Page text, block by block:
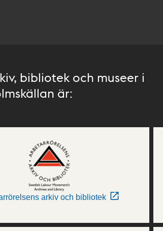
bibliotek och museer i
är:
arkiv och bibliotek